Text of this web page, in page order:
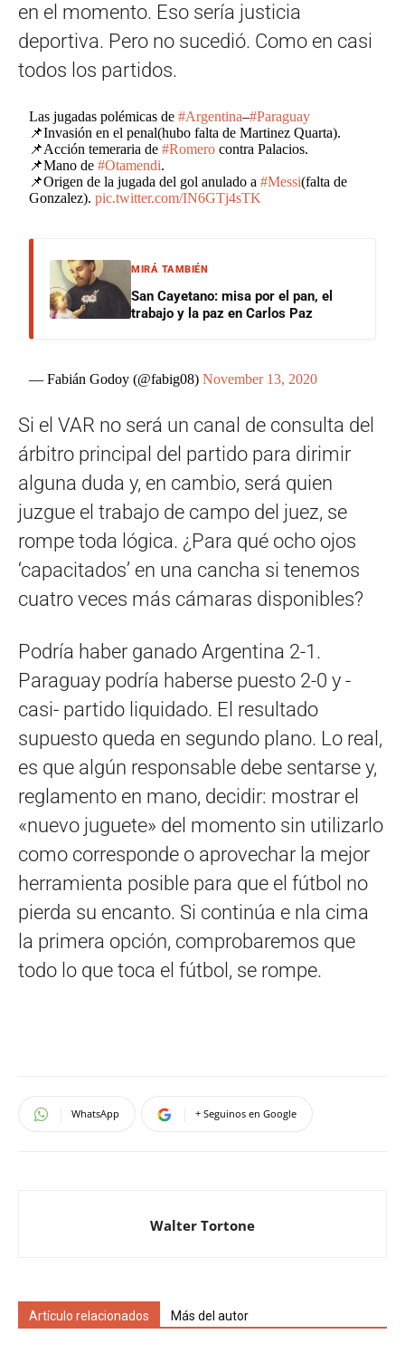
en el momento. Eso sería justicia
deportiva. Pero no sucedió. Como en casi
todos los partidos.
Las jugadas polémicas de#Argentina–#Paraguay
📌Invasión en el penal(hubo falta de Martinez Quarta).
📌Acción temeraria de#Romero contra Palacios.
📌Mano de#Otamendi.
📌Origen de la jugada del gol anulado a#Messi(falta de
Gonzalez).pic.twitter.com/IN6GTj4sTK
MIRÁ TAMBIÉN
San Cayetano: misa por el pan, el
trabajo y la paz en Carlos Paz
— Fabián Godoy (@fabig08)November 13, 2020
Si el VAR no será un canal de consulta del
árbitro principal del partido para dirimir
alguna duda y, en cambio, será quien
juzgue el trabajo de campo del juez, se
rompe toda lógica. ¿Para qué ocho ojos
‘capacitados’ en una cancha si tenemos
cuatro veces más cámaras disponibles?
Podría haber ganado Argentina 2-1.
Paraguay podría haberse puesto 2-0 y -
casi- partido liquidado. El resultado
supuesto queda en segundo plano. Lo real,
es que algún responsable debe sentarse y,
reglamento en mano, decidir: mostrar el
«nuevo juguete» del momento sin utilizarlo
como corresponde o aprovechar la mejor
herramienta posible para que el fútbol no
pierda su encanto. Si continúa e nla cima
la primera opción, comprobaremos que
todo lo que toca el fútbol, se rompe.
WhatsApp + Seguinos en Google
Walter Tortone
Artículo relacionados Más del autor